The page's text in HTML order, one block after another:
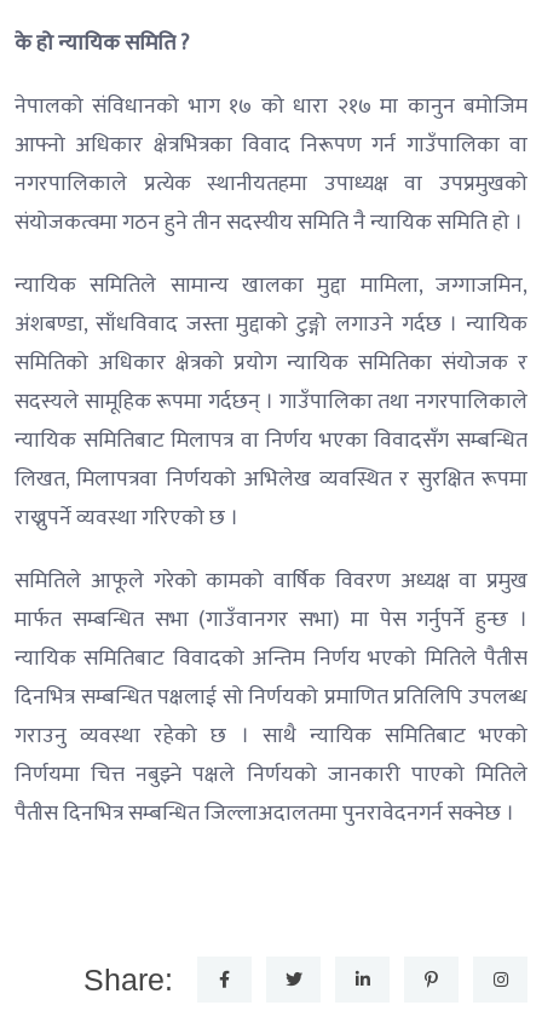
के हो न्यायिक समिति ?
नेपालको संविधानको भाग १७ को धारा २१७ मा कानुन बमोजिम
आफ्नो अधिकार क्षेत्रभित्रका विवाद निरूपण गर्न गाउँपालिका वा
नगरपालिकाले प्रत्येक स्थानीयतहमा उपाध्यक्ष वा उपप्रमुखको
संयोजकत्वमा गठन हुने तीन सदस्यीय समिति नै न्यायिक समिति हो ।
न्यायिक समितिले सामान्य खालका मुद्दा मामिला, जग्गाजमिन,
अंशबण्डा, साँधविवाद जस्ता मुद्दाको टुङ्गो लगाउने गर्दछ । न्यायिक
समितिको अधिकार क्षेत्रको प्रयोग न्यायिक समितिका संयोजक र
सदस्यले सामूहिक रूपमा गर्दछन् । गाउँपालिका तथा नगरपालिकाले
न्यायिक समितिबाट मिलापत्र वा निर्णय भएका विवादसँग सम्बन्धित
लिखत, मिलापत्रवा निर्णयको अभिलेख व्यवस्थित र सुरक्षित रूपमा
राख्नुपर्ने व्यवस्था गरिएको छ ।
समितिले आफूले गरेको कामको वार्षिक विवरण अध्यक्ष वा प्रमुख
मार्फत सम्बन्धित सभा (गाउँवानगर सभा) मा पेस गर्नुपर्ने हुन्छ ।
न्यायिक समितिबाट विवादको अन्तिम निर्णय भएको मितिले पैतीस
दिनभित्र सम्बन्धित पक्षलाई सो निर्णयको प्रमाणित प्रतिलिपि उपलब्ध
गराउनु व्यवस्था रहेको छ । साथै न्यायिक समितिबाट भएको
निर्णयमा चित्त नबुझ्ने पक्षले निर्णयको जानकारी पाएको मितिले
पैतीस दिनभित्र सम्बन्धित जिल्लाअदालतमा पुनरावेदनगर्न सक्नेछ ।
Share: